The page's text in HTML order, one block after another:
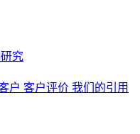
究
户 客户评价 我们的引用